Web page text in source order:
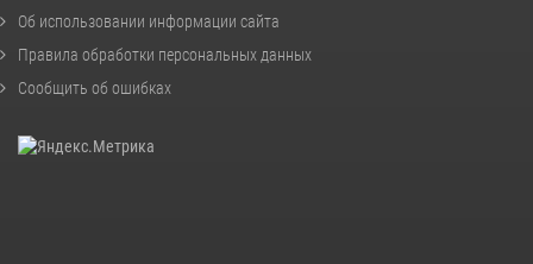
Об использовании информации сайта
Правила обработки персональных данных
Сообщить об ошибках